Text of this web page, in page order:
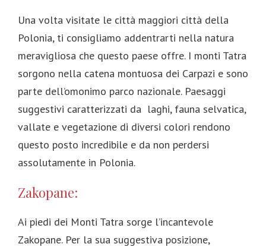
Una volta visitate le città maggiori città della
Polonia, ti consigliamo addentrarti nella natura
meravigliosa che questo paese offre. I monti Tatra
sorgono nella catena montuosa dei Carpazi e sono
parte dell’omonimo parco nazionale. Paesaggi
suggestivi caratterizzati da laghi, fauna selvatica,
vallate e vegetazione di diversi colori rendono
questo posto incredibile e da non perdersi
assolutamente in Polonia.
Zakopane:
Ai piedi dei Monti Tatra sorge l’incantevole
Zakopane. Per la sua suggestiva posizione,